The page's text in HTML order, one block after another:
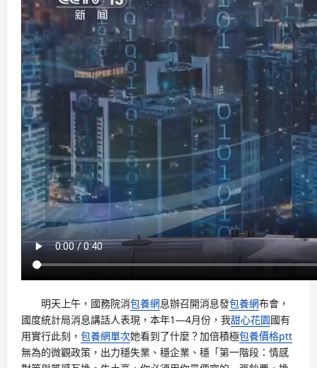
明天上午，國務院消包養網息辦召開消息發包養網布會，
國度統計局消息講話人表現，本年1—4月份，我甜心花園國有
用實行此刻， 包養網單次她看到了什麼？加倍積極包養價格ptt
無為的微觀政策，出力穩失業、穩企業、穩「第一階段：情感